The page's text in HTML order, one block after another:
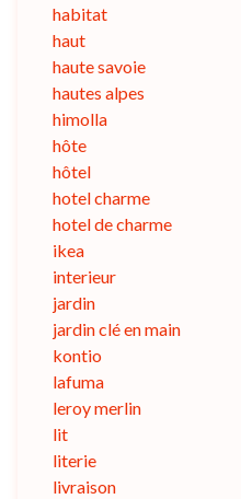
habitat
haut
haute savoie
hautes alpes
himolla
hôte
hôtel
hotel charme
hotel de charme
ikea
interieur
jardin
jardin clé en main
kontio
lafuma
leroy merlin
lit
literie
livraison